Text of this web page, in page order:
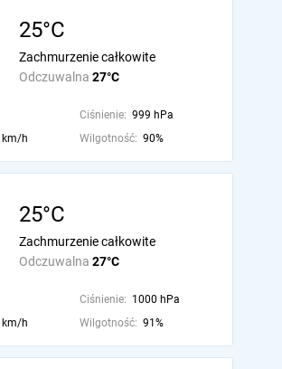
25°C
Odczuwalna 27°C
Zachmurzenie całkowite
Ciśnienie: 999 hPa
km/h Wilgotność: 90%
25°C
Odczuwalna 27°C
Zachmurzenie całkowite
Ciśnienie: 1000 hPa
km/h Wilgotność: 91%